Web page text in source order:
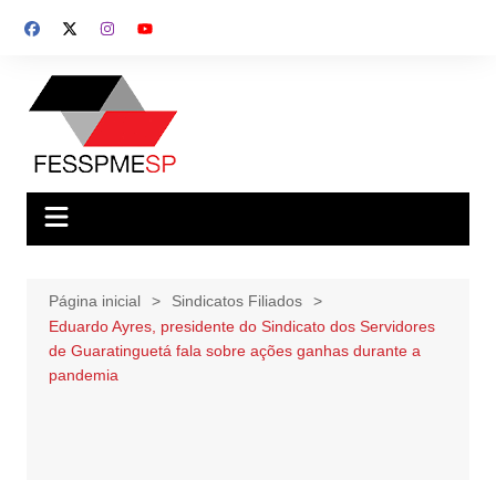
para
conteúdo
Página inicial
Sindicatos Filiados
Eduardo Ayres, presidente do Sindicato dos Servidores
de Guaratinguetá fala sobre ações ganhas durante a
pandemia